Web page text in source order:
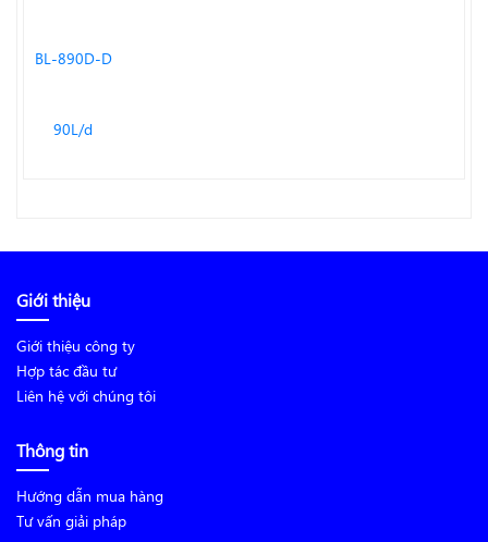
Giới thiệu
Giới thiệu công ty
Hợp tác đầu tư
Liên hệ với chúng tôi
Thông tin
Hướng dẫn mua hàng
Tư vấn giải pháp